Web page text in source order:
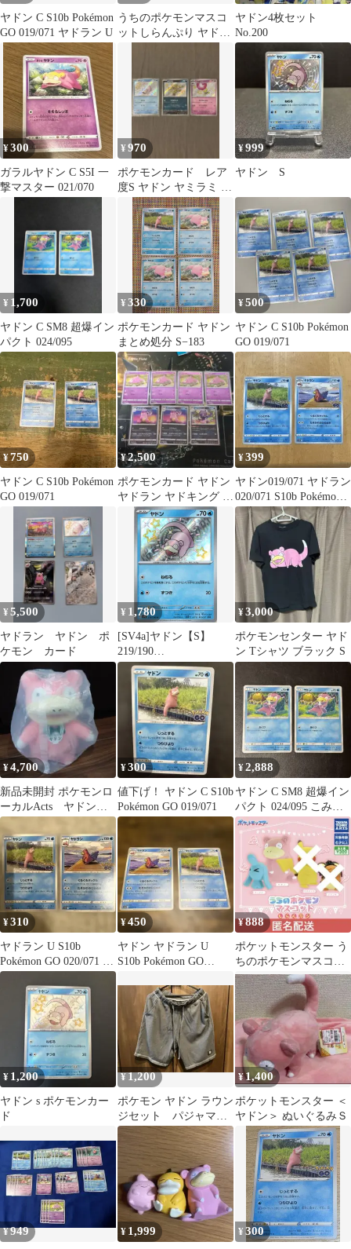
ヤドン C S10b Pokémon
GO 019/071 ヤドラン U
うちのポケモンマスコ
ットしらんぷり ヤドン
ヤドン4枚セット
No.200
¥300
ガラルヤドン C S5I 一
撃マスター 021/070
¥970
ポケモンカード レア
度S ヤドン ヤミラミ ベ
ラカス
¥999
ヤドン S
¥ 1,700
ヤドン C SM8 超爆イン
パクト 024/095
¥330
ポケモンカード ヤドン
まとめ処分 S−183
¥500
ヤドン C S10b Pokémon
GO 019/071
¥750
ヤドン C S10b Pokémon
GO 019/071
¥2,500
ポケモンカード ヤドン
ヤドラン ヤドキング 7
枚セット
¥399
ヤドン019/071 ヤドラン
020/071 S10b Pokémon
GO
¥5,500
ヤドラン ヤドン ポ
ケモン カード
¥ 1,780
[SV4a]ヤドン【S】
219/190
ITCMMFE5WGVT
¥3,000
ポケモンセンター ヤド
ン Tシャツ ブラック S
¥4,700
新品未開封 ポケモンロ
ーカルActs ヤドン
ぬいぐるみ 香川 限定
¥300
値下げ！ ヤドン C S10b
Pokémon GO 019/071
¥2,888
ヤドン C SM8 超爆イン
パクト 024/095 こみや
トモカズ
¥310
ヤドラン U S10b
Pokémon GO 020/071 ヤ
ドン
¥450
ヤドン ヤドラン U
S10b Pokémon GO
¥888
ポケットモンスター う
ちのポケモンマスコッ
ト しらんぷり ヤドン
ソーナノ
¥ 1,200
ヤドン s ポケモンカー
ド
¥1,200
ポケモン ヤドン ラウン
ジセット パジャマ
ショートパンツのみ
モンスターボール
¥1,400
ポケットモンスター ＜
ヤドン＞ ぬいぐるみＳ
¥949 ¥ 1,999 ¥300